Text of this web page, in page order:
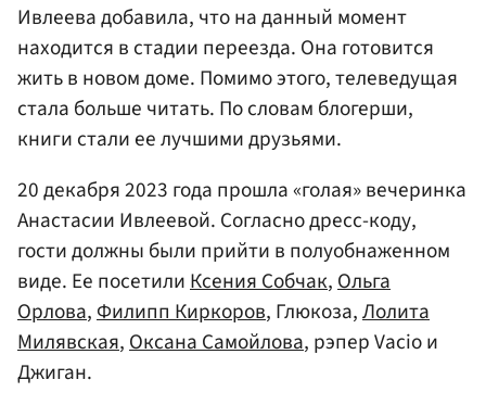
Ивлеева добавила, что на данный момент
находится в стадии переезда. Она готовится
жить в новом доме. Помимо этого, телеведущая
стала больше читать. По словам блогерши,
книги стали ее лучшими друзьями.
20 декабря 2023 года прошла «голая» вечеринка
Анастасии Ивлеевой. Согласно дресс-коду,
гости должны были прийти в полуобнаженном
виде. Ее посетилиКсения Собчак,Ольга
Орлова,Филипп Киркоров, Глюкоза,Лолита
Милявская,Оксана Самойлова, рэпер Vacio и
Джиган.